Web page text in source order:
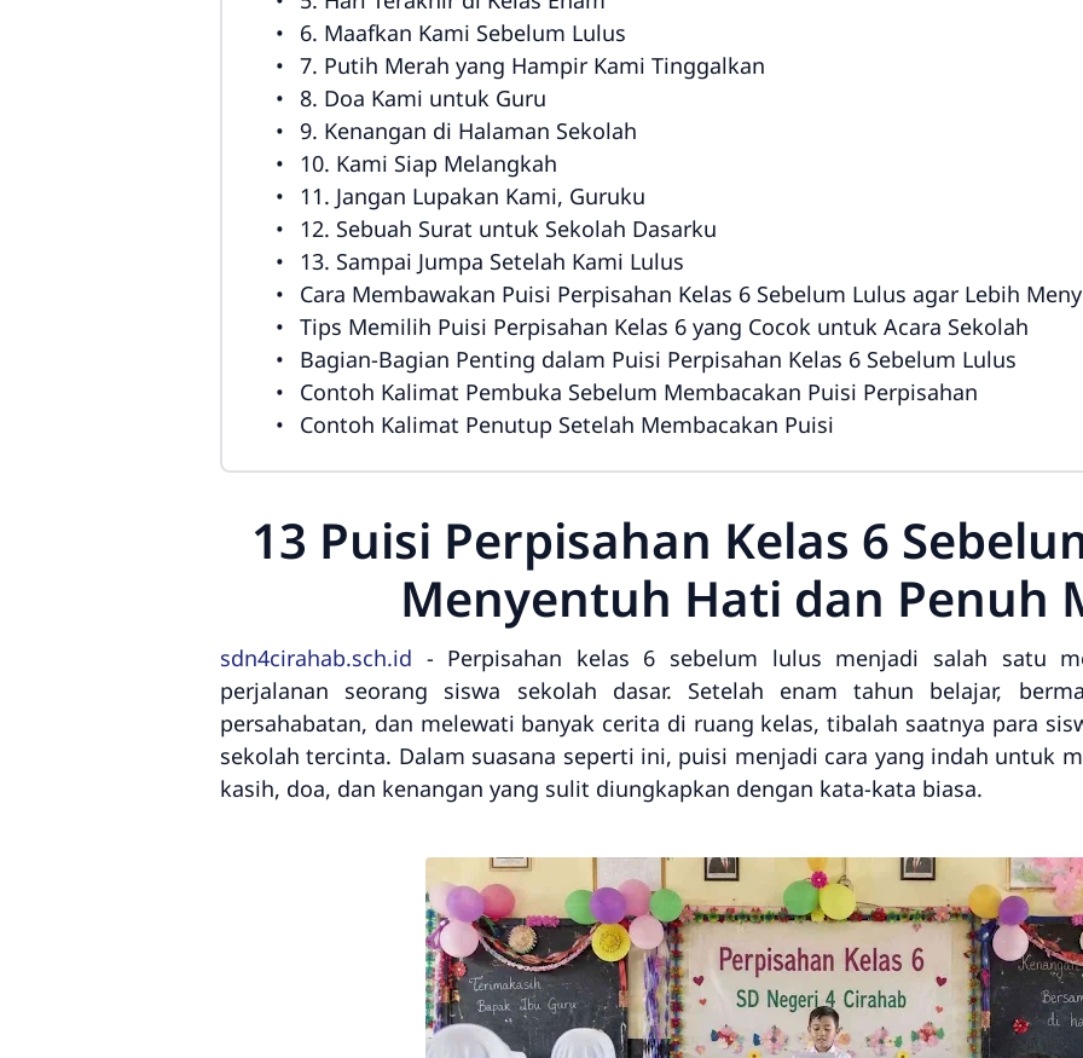
6. Maafkan Kami Sebelum Lulus
7. Putih Merah yang Hampir Kami Tinggalkan
8. Doa Kami untuk Guru
9. Kenangan di Halaman Sekolah
10. Kami Siap Melangkah
11. Jangan Lupakan Kami, Guruku
12. Sebuah Surat untuk Sekolah Dasarku
13. Sampai Jumpa Setelah Kami Lulus
Cara Membawakan Puisi Perpisahan Kelas 6 Sebelum Lulus agar Lebih
Tips Memilih Puisi Perpisahan Kelas 6 yang Cocok untuk Acara Sekolah
Bagian-Bagian Penting dalam Puisi Perpisahan Kelas 6 Sebelum Lulus
Contoh Kalimat Pembuka Sebelum Membacakan Puisi Perpisahan
Contoh Kalimat Penutup Setelah Membacakan Puisi
13 Puisi Perpisahan Kelas 6
Menyentuh Hati dan Penuh
sdn4cirahab.sch.id - Perpisahan kelas 6 sebelum lulus menjadi salah satu
perjalanan seorang siswa sekolah dasar. Setelah enam tahun belajar,
persahabatan, dan melewati banyak cerita di ruang kelas, tibalah saatnya para
sekolah tercinta. Dalam suasana seperti ini, puisi menjadi cara yang indah untuk
kasih, doa, dan kenangan yang sulit diungkapkan dengan kata-kata biasa.